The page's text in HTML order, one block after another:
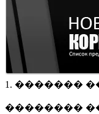
1. �������
��������